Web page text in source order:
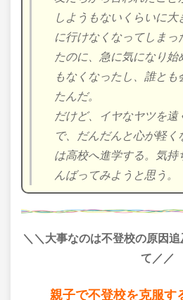
しようもないくらいに
に行けなくなってしまっ
たのに、急に気になり始
もなくなったし、誰と
たんだ。
だけど、イヤなヤツを遠
で、だんだんと心が軽く
は高校へ進学する。気持
んばってみようと思う。
＼＼大事なのは不登校の原因
て／／
親子で不登校を克服す